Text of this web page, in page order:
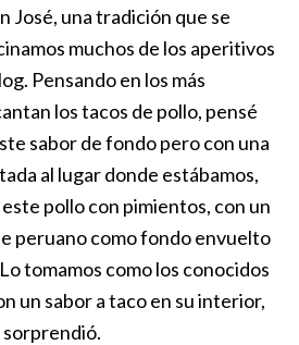
José, una tradición que se
muchos de los aperitivos
Pensando en los más
los tacos de pollo, pensé
sabor de fondo pero con una
al lugar donde estábamos,
pollo con pimientos, con un
peruano como fondo envuelto
tomamos como los conocidos
un sabor a taco en su interior,